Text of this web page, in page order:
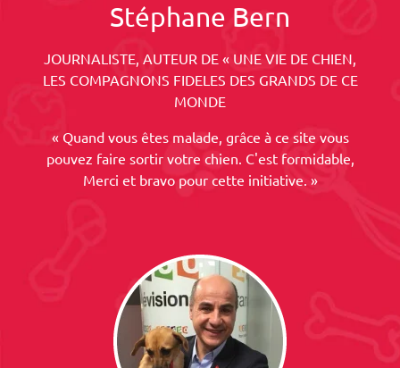
Stéphane Bern
JOURNALISTE, AUTEUR DE « UNE VIE DE CHIEN,
LES COMPAGNONS FIDELES DES GRANDS DE CE
MONDE
« Quand vous êtes malade, grâce à ce site vous
pouvez faire sortir votre chien. C'est formidable,
Merci et bravo pour cette initiative. »